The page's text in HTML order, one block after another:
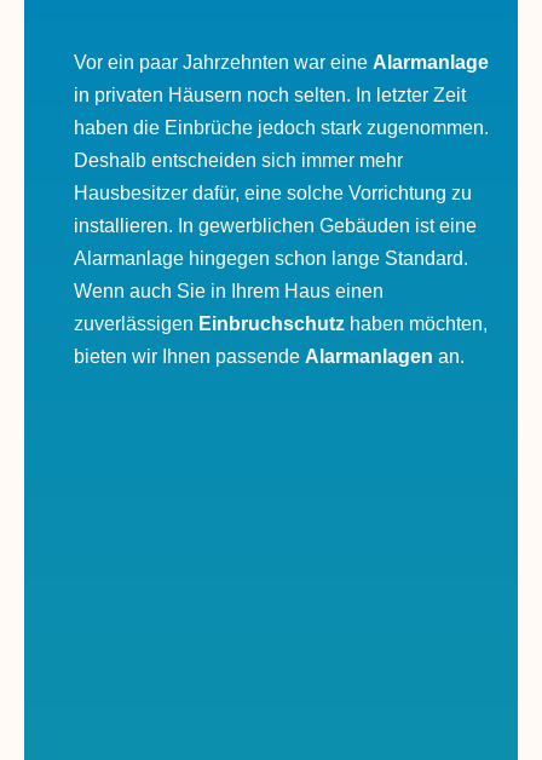
Vor ein paar Jahrzehnten war eine Alarmanlage
in privaten Häusern noch selten. In letzter Zeit
haben die Einbrüche jedoch stark zugenommen.
Deshalb entscheiden sich immer mehr
Hausbesitzer dafür, eine solche Vorrichtung zu
installieren. In gewerblichen Gebäuden ist eine
Alarmanlage hingegen schon lange Standard.
Wenn auch Sie in Ihrem Haus einen
zuverlässigen Einbruchschutzhaben möchten,
bieten wir Ihnen passende Alarmanlagen an.